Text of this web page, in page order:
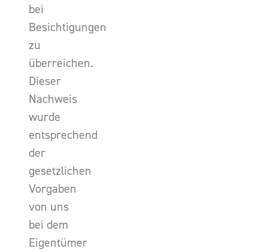
bei
Besichtigungen
zu
überreichen.
Dieser
Nachweis
wurde
entsprechend
der
gesetzlichen
Vorgaben
von uns
bei dem
Eigentümer